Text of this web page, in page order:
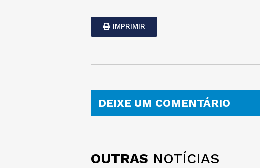
IMPRIMIR
DEIXE UM COMENTÁRIO
OUTRAS NOTÍCIAS